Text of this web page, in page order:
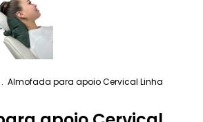
. Almofada para apoio Cervical Linha